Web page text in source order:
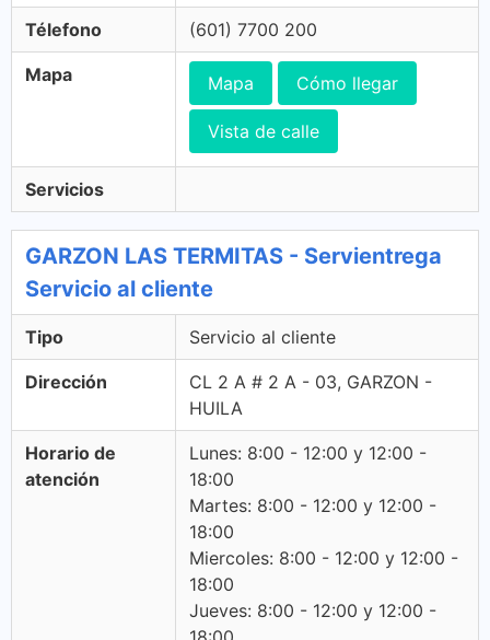
Télefono (601) 7700 200
Mapa Mapa Cómo llegar
Vista de calle
Servicios
GARZON LAS TERMITAS - Servientrega
Servicio al cliente
Tipo Servicio al cliente
Dirección
CL 2 A # 2 A - 03, GARZON -
HUILA
Horario de
atención
Lunes: 8:00 - 12:00 y 12:00 -
18:00
Martes: 8:00 - 12:00 y 12:00 -
18:00
Miercoles: 8:00 - 12:00 y 12:00 -
18:00
Jueves: 8:00 - 12:00 y 12:00 -